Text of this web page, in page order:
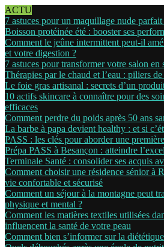
ACTU
7 astuces pour un maquillage nude
Boisson protéinée été : booster ses
Comment le jeûne intermittent peut-il
et votre digestion ?
7 astuces pour transformer votre salon en
Thérapies par le chaud et l’eau : piliers
Le foie gras artisanal : secrets d’un
10 actifs skincare à connaître pour des
efficaces
Comment perdre du poids après 50 ans
La barbe à papa devient healthy : et si
PASS : les clés pour aborder une
Prépa PASS à Besançon : atteindre
Terminale Santé : consolider ses acquis
Comment choisir une résidence sénior à
vie confortable et sécurisé
Comment un séjour à la montagne peut
physique et mental ?
Comment les matières textiles utilisées
influencent la santé de votre peau
Comment bien s’informer sur la